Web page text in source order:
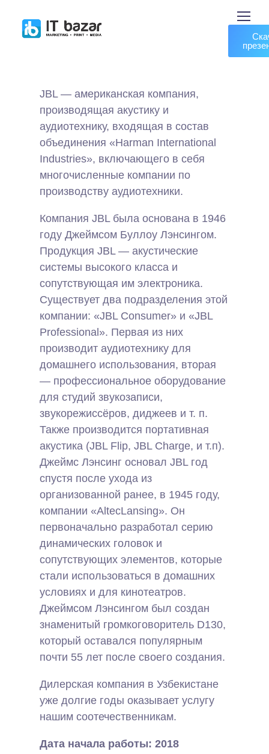
JBL — американская компания,
производящая акустику и
аудиотехнику, входящая в состав
объединения «Harman International
Industries», включающего в себя
многочисленные компании по
производству аудиотехники.
Компания JBL была основана в 1946
году Джеймсом Буллоу Лэнсингом.
Продукция JBL — акустические
системы высокого класса и
сопутствующая им электроника.
Существует два подразделения этой
компании: «JBL Consumer» и «JBL
Professional». Первая из них
производит аудиотехнику для
домашнего использования, вторая
— профессиональное оборудование
для студий звукозаписи,
звукорежиссёров, диджеев и т. п.
Также производится портативная
акустика (JBL Flip, JBL Charge, и т.п).
Джеймс Лэнсинг основал JBL год
спустя после ухода из
организованной ранее, в 1945 году,
компании «AltecLansing». Он
первоначально разработал серию
динамических головок и
сопутствующих элементов, которые
стали использоваться в домашних
условиях и для кинотеатров.
Джеймсом Лэнсингом был создан
знаменитый громкоговоритель D130,
который оставался популярным
почти 55 лет после своего создания.
Дилерская компания в Узбекистане
уже долгие годы оказывает услугу
нашим соотечественникам.
Дата начала работы: 2018